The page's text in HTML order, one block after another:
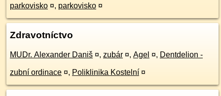
parkovisko ¤, parkovisko ¤
Zdravotníctvo
MUDr. Alexander Daniš ¤, zubár ¤, Agel ¤, Dentdelion -
zubní ordinace ¤, Poliklinika Kostelní ¤